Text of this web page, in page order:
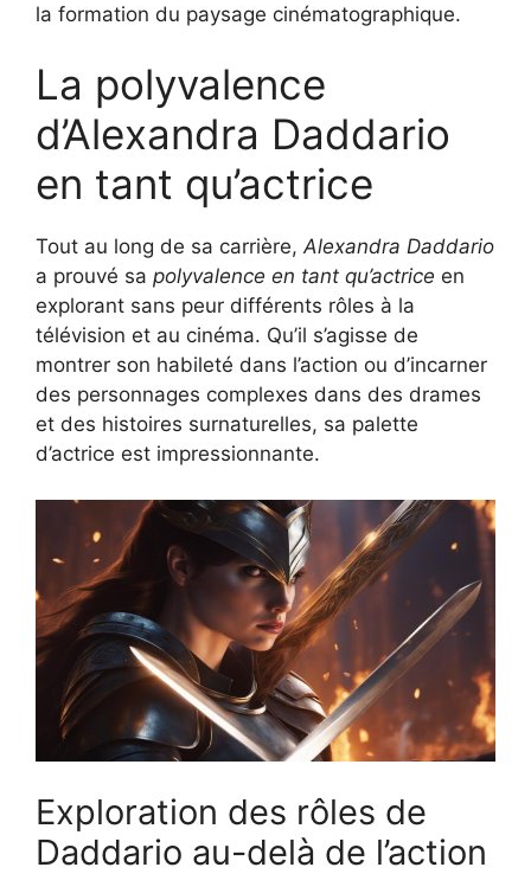
la formation du paysage cinématographique.
La polyvalence
d’Alexandra Daddario
en tant qu’actrice
Tout au long de sa carrière,Alexandra Daddario
a prouvé sa polyvalence en tant qu’actrice en
explorant sans peur différents rôles à la
télévision et au cinéma. Qu’il s’agisse de
montrer son habileté dans l’action ou d’incarner
des personnages complexes dans des drames
et des histoires surnaturelles, sa palette
d’actrice est impressionnante.
Exploration des rôles de
Daddario au-delà de l’action